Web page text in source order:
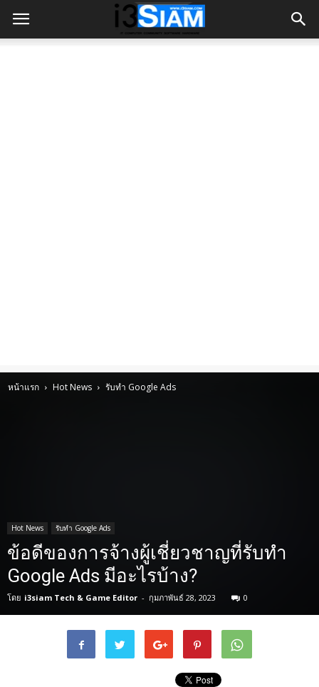
หน้าแรก Hot News รับทำ Google Ads
Hot News รับทำ Google Ads
ข้อดีของการจ้างผู้เชี่ยวชาญที่รับทำ
Google Ads มีอะไรบ้าง?
โดย i3siam Tech & Game Editor - กุมภาพันธ์ 28, 2023 0